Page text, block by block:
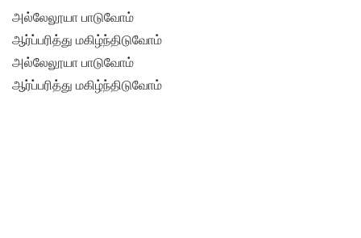
அல்லேலூயா பாடுவோம்
ஆர்ப்பரித்து மகிழ்ந்திடுவோம்
அல்லேலூயா பாடுவோம்
ஆர்ப்பரித்து மகிழ்ந்திடுவோம்